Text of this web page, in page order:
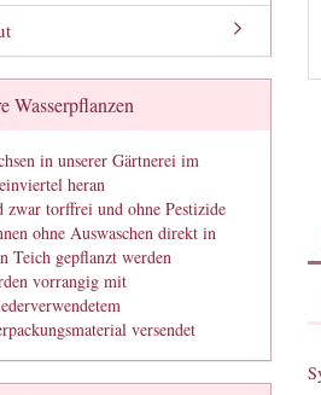
Wasserpflanzen
in unserer Gärtnerei im
heran
zwar torffrei und ohne Pestizide
ohne Auswaschen direkt in
gepflanzt werden
vorrangig mit
versendet